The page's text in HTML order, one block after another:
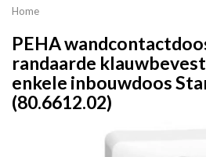
Home
PEHA
randaarde
enkele inbouwdoos
(80.6612.02)